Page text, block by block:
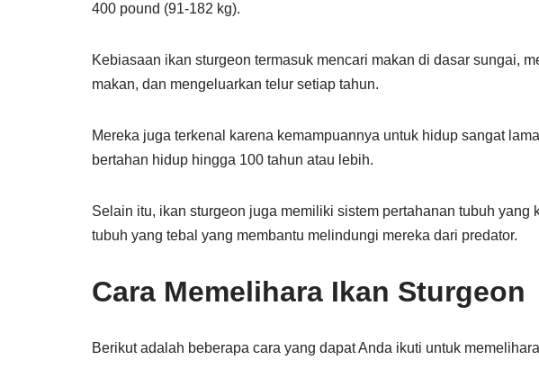
400 pound (91-182 kg).
Kebiasaan ikan sturgeon termasuk mencari makan di dasar sungai,
makan, dan mengeluarkan telur setiap tahun.
Mereka juga terkenal karena kemampuannya untuk hidup sangat
bertahan hidup hingga 100 tahun atau lebih.
Selain itu, ikan sturgeon juga memiliki sistem pertahanan tubuh yang
tubuh yang tebal yang membantu melindungi mereka dari predator.
Cara Memelihara Ikan Sturgeon
Berikut adalah beberapa cara yang dapat Anda ikuti untuk